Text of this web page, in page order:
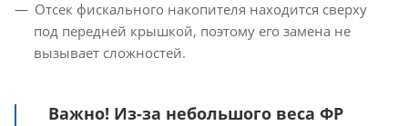
Отсек фискального накопителя находится сверху
под передней крышкой, поэтому его замена не
вызывает сложностей.
Важно! Из-за небольшого веса ФР